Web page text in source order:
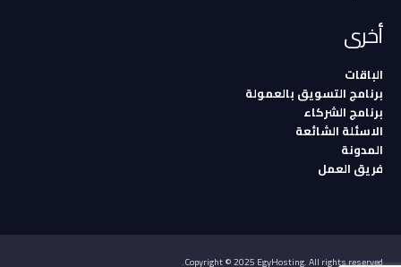
أخرى
الباقات
برنامج التسويق بالعمولة
برنامج الشركاء
الاسئلة الشائعة
المدونة
فريق العمل
Copyright © 2025 EgyHosting. All rights reserved.